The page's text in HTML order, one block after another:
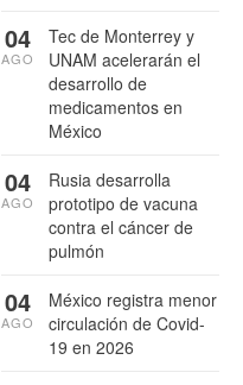
Tec de Monterrey y
UNAM acelerarán el
desarrollo de
medicamentos en
México
04
AGO
Rusia desarrolla
prototipo de vacuna
contra el cáncer de
pulmón
04
AGO
México registra menor
circulación de Covid-
19 en 2026
04
AGO